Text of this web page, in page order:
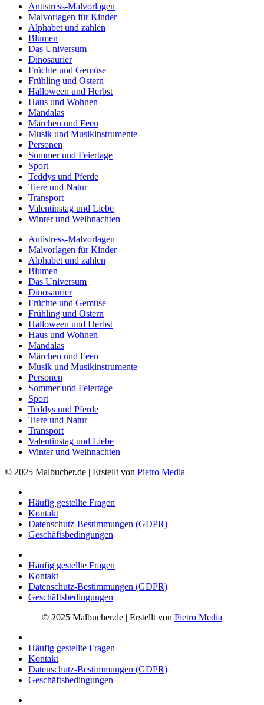
Antistress-Malvorlagen
Malvorlagen für Kinder
Alphabet und zahlen
Blumen
Das Universum
Dinosaurier
Früchte und Gemüse
Frühling und Ostern
Halloween und Herbst
Haus und Wohnen
Mandalas
Märchen und Feen
Musik und Musikinstrumente
Personen
Sommer und Feiertage
Sport
Teddys und Pferde
Tiere und Natur
Transport
Valentinstag und Liebe
Winter und Weihnachten
Antistress-Malvorlagen
Malvorlagen für Kinder
Alphabet und zahlen
Blumen
Das Universum
Dinosaurier
Früchte und Gemüse
Frühling und Ostern
Halloween und Herbst
Haus und Wohnen
Mandalas
Märchen und Feen
Musik und Musikinstrumente
Personen
Sommer und Feiertage
Sport
Teddys und Pferde
Tiere und Natur
Transport
Valentinstag und Liebe
Winter und Weihnachten
© 2025 Malbucher.de | Erstellt von Pietro Media
Häufig gestellte Fragen
Kontakt
Datenschutz-Bestimmungen (GDPR)
Geschäftsbedingungen
Häufig gestellte Fragen
Kontakt
Datenschutz-Bestimmungen (GDPR)
Geschäftsbedingungen
© 2025 Malbucher.de | Erstellt von Pietro Media
Häufig gestellte Fragen
Kontakt
Datenschutz-Bestimmungen (GDPR)
Geschäftsbedingungen